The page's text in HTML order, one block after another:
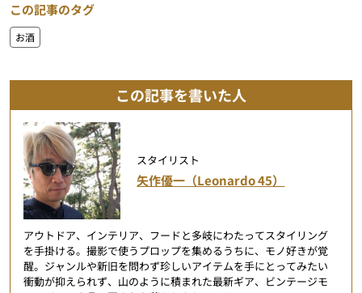
この記事のタグ
お酒
この記事を書いた人
スタイリスト
矢作優一（Leonardo 45）
アウトドア、インテリア、フードと多岐にわたってスタイリング
を手掛ける。撮影で使うプロップを集めるうちに、モノ好きが覚
醒。ジャンルや新旧を問わず珍しいアイテムを手にとってみたい
衝動が抑えられず、山のように積まれた最新ギア、ビンテージモ